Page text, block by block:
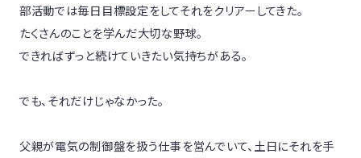
部活動では毎日目標設定をしてそれをクリアーしてきた。
たくさんのことを学んだ大切な野球。
できればずっと続けていきたい気持ちがある。
でも、それだけじゃなかった。
父親が電気の制御盤を扱う仕事を営んでいて、土日にそれを手